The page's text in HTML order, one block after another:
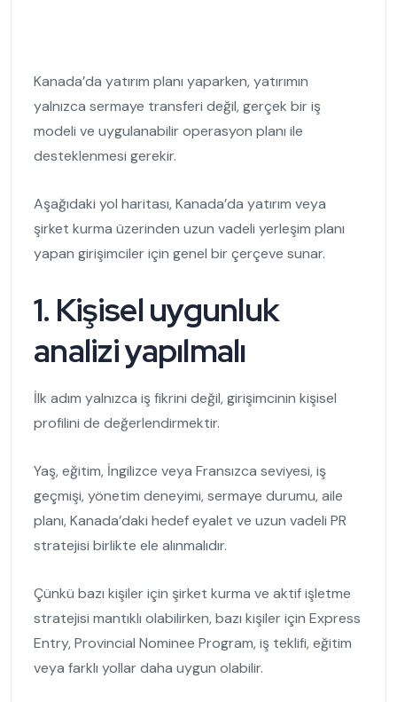
Kanada’da yatırım planı yaparken, yatırımın
yalnızca sermaye transferi değil, gerçek bir iş
modeli ve uygulanabilir operasyon planı ile
desteklenmesi gerekir.
Aşağıdaki yol haritası, Kanada’da yatırım veya
şirket kurma üzerinden uzun vadeli yerleşim planı
yapan girişimciler için genel bir çerçeve sunar.
1. Kişisel uygunluk
analizi yapılmalı
İlk adım yalnızca iş fikrini değil, girişimcinin kişisel
profilini de değerlendirmektir.
Yaş, eğitim, İngilizce veya Fransızca seviyesi, iş
geçmişi, yönetim deneyimi, sermaye durumu, aile
planı, Kanada’daki hedef eyalet ve uzun vadeli PR
stratejisi birlikte ele alınmalıdır.
Çünkü bazı kişiler için şirket kurma ve aktif işletme
stratejisi mantıklı olabilirken, bazı kişiler için Express
Entry, Provincial Nominee Program, iş teklifi, eğitim
veya farklı yollar daha uygun olabilir.